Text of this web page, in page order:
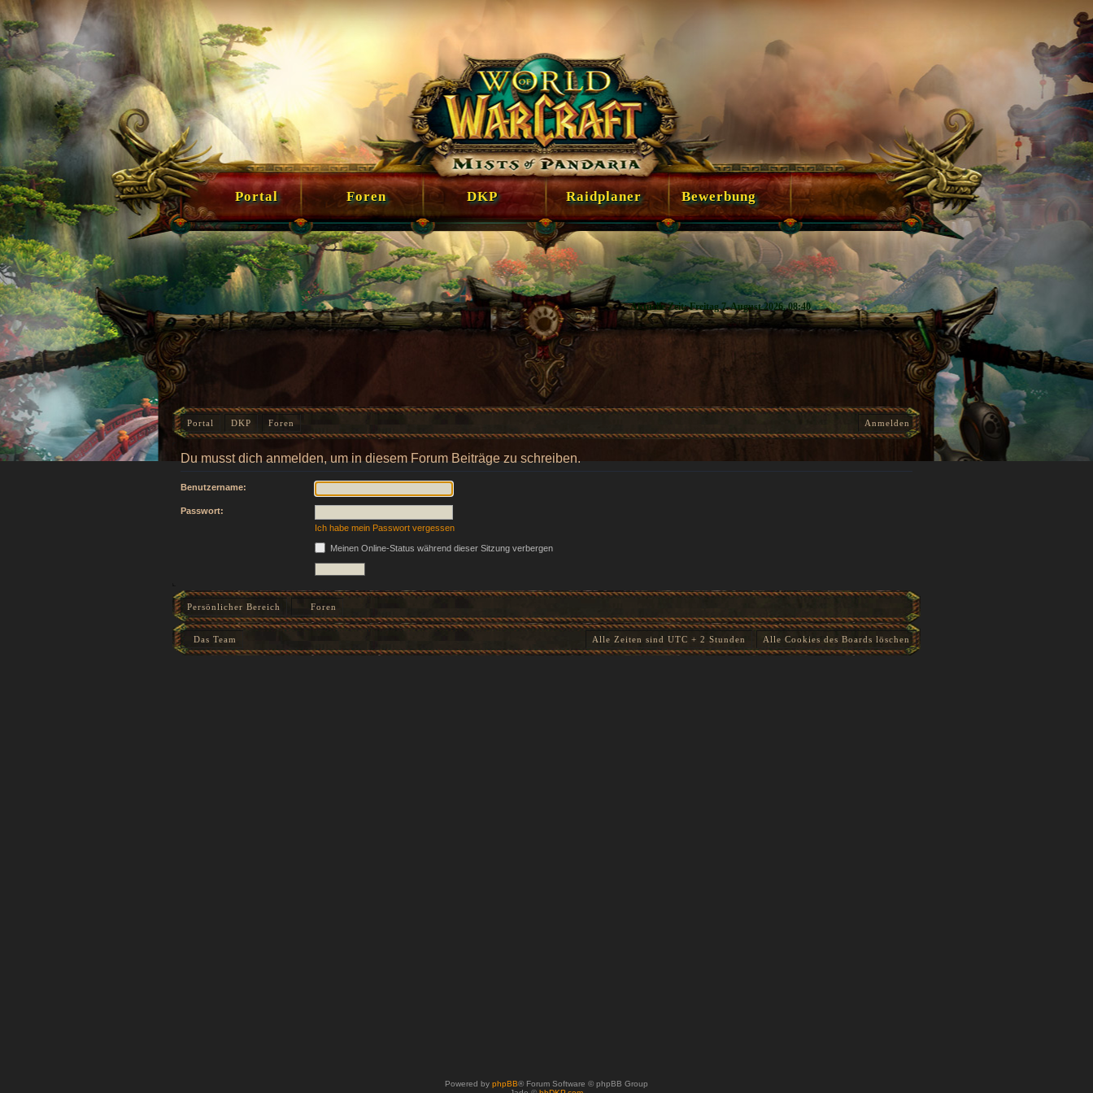
Aktuelle Zeit: Freitag 7. August 2026, 08:40
Portal Foren DKP Raidplaner Bewerbung
Portal DKP Foren Anmelden
Du musst dich anmelden, um in diesem Forum Beiträge zu schreiben.
Benutzername:
Passwort:
Ich habe mein Passwort vergessen
Meinen Online-Status während dieser Sitzung verbergen
Persönlicher Bereich Foren
Das Team Alle Cookies des Boards löschen
Alle Zeiten sind UTC + 2 Stunden
Powered by phpBB® Forum Software © phpBB Group